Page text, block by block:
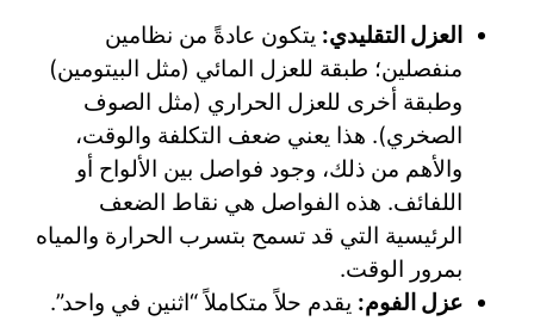
العزل التقليدي: يتكون عادةً من نظامين
منفصلين؛ طبقة للعزل المائي (مثل البيتومين)
وطبقة أخرى للعزل الحراري (مثل الصوف
الصخري). هذا يعني ضعف التكلفة والوقت،
والأهم من ذلك، وجود فواصل بين الألواح أو
اللفائف. هذه الفواصل هي نقاط الضعف
الرئيسية التي قد تسمح بتسرب الحرارة والمياه
بمرور الوقت.
عزل الفوم: يقدم حلاً متكاملاً “اثنين في واحد”.